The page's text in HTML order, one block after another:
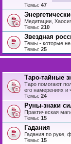
Темы: 47
Медитации,
Темы: 210
Звездная
Темы - которые не
Темы: 25
Таро-тайные
Таро помогают
его намерениях и
Темы: 24
Руны-знаки
Практическая
Темы: 15
Гадания
Гадания по руке,
Темы: 15